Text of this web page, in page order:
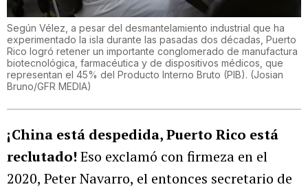
Según Vélez, a pesar del desmantelamiento industrial que ha
experimentado la isla durante las pasadas dos décadas, Puerto
Rico logró retener un importante conglomerado de manufactura
biotecnológica, farmacéutica y de dispositivos médicos, que
representan el 45% del Producto Interno Bruto (PIB). (Josian
Bruno/GFR MEDIA)
¡China está despedida, Puerto Rico está
reclutado!Eso exclamó con firmeza en el
2020, Peter Navarro, el entonces secretario de